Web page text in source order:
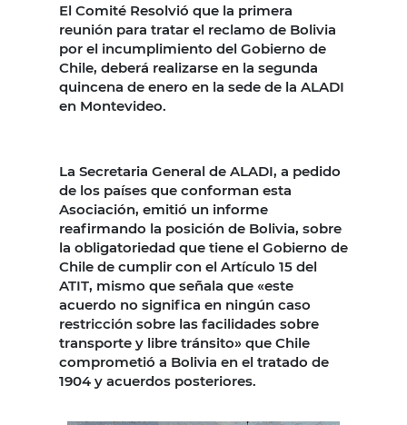
El Comité Resolvió que la primera
reunión para tratar el reclamo de Bolivia
por el incumplimiento del Gobierno de
Chile, deberá realizarse en la segunda
quincena de enero en la sede de la ALADI
en Montevideo.
La Secretaria General de ALADI, a pedido
de los países que conforman esta
Asociación, emitió un informe
reafirmando la posición de Bolivia, sobre
la obligatoriedad que tiene el Gobierno de
Chile de cumplir con el Artículo 15 del
ATIT, mismo que señala que «este
acuerdo no significa en ningún caso
restricción sobre las facilidades sobre
transporte y libre tránsito» que Chile
comprometió a Bolivia en el tratado de
1904 y acuerdos posteriores.